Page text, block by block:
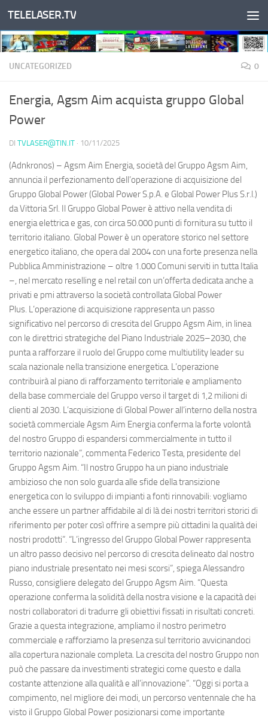
Salta al contenuto
TELELASER.TV
UNCATEGORIZED 0
Energia, Agsm Aim acquista gruppo Global
Power
DI TVLASER@TIN.IT · 10/11/2025
(Adnkronos) – Agsm Aim Energia, società del Gruppo Agsm Aim,
annuncia il perfezionamento dell’operazione di acquisizione del
Gruppo Global Power (Global Power S.p.A. e Global Power Plus S.r.l.)
da Vittoria Srl. Il Gruppo Global Power è attivo nella vendita di
energia elettrica e gas, con circa 50.000 punti di fornitura su tutto il
territorio italiano. Global Power è un operatore storico nel settore
energetico italiano, che opera dal 2004 con una forte presenza nella
Pubblica Amministrazione – oltre 1.000 Comuni serviti in tutta Italia
–, nel mercato reselling e nel retail con un’offerta dedicata anche a
privati e pmi attraverso la società controllata Global Power
Plus. L’operazione di acquisizione rappresenta un passo
significativo nel percorso di crescita del Gruppo Agsm Aim, in linea
con le direttrici strategiche del Piano Industriale 2025–2030, che
punta a rafforzare il ruolo del Gruppo come multiutility leader su
scala nazionale nella transizione energetica. L’operazione
contribuirà al piano di rafforzamento territoriale e ampliamento
della base commerciale del Gruppo verso il target di 1,2 milioni di
clienti al 2030. L’acquisizione di Global Power all’interno della nostra
società commerciale Agsm Aim Energia conferma la forte volontà
del nostro Gruppo di espandersi commercialmente in tutto il
territorio nazionale”, commenta Federico Testa, presidente del
Gruppo Agsm Aim. “Il nostro Gruppo ha un piano industriale
ambizioso che non solo guarda alle sfide della transizione
energetica con lo sviluppo di impianti a fonti rinnovabili: vogliamo
anche essere un partner affidabile al di là dei nostri territori storici di
riferimento per poter così offrire a sempre più cittadini la qualità dei
nostri prodotti”. “L’ingresso del Gruppo Global Power rappresenta
un altro passo decisivo nel percorso di crescita delineato dal nostro
piano industriale presentato nei mesi scorsi”, spiega Alessandro
Russo, consigliere delegato del Gruppo Agsm Aim. “Questa
operazione conferma la solidità della nostra visione e la capacità dei
nostri collaboratori di tradurre gli obiettivi fissati in risultati concreti.
Grazie a questa integrazione, ampliamo il nostro perimetro
commerciale e rafforziamo la presenza sul territorio avvicinandoci
alla copertura nazionale completa. La crescita del nostro Gruppo non
può che passare da investimenti strategici come questo e dalla
costante attenzione alla qualità e all’innovazione”. “Oggi si porta a
compimento, nel migliore dei modi, un percorso ventennale che ha
visto il Gruppo Global Power posizionarsi come importante